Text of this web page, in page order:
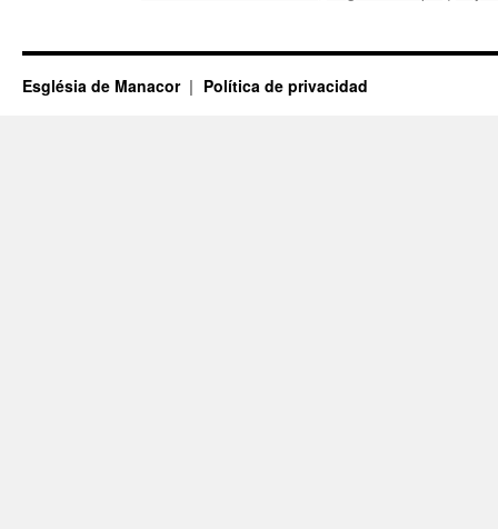
Església de Manacor Política de privacidad